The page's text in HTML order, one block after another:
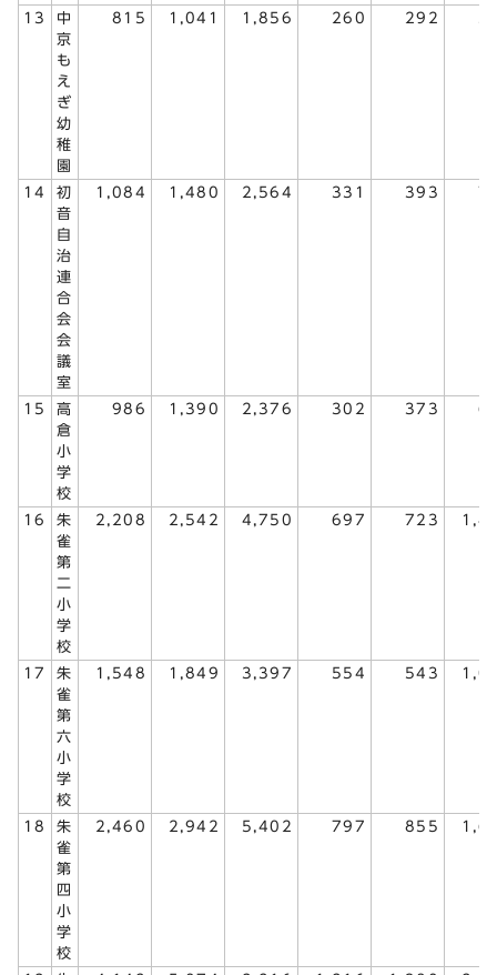
13
中
京
も
え
ぎ
幼
稚
園
815 1,041 1,856 260 292
14
初
音
自
治
連
合
会
会
議
室
1,084 1,480 2,564 331 393
15
高
倉
小
学
校
986 1,390 2,376 302 373
16
朱
雀
第
二
小
学
校
2,208 2,542 4,750 697 723
17
朱
雀
第
六
小
学
校
1,548 1,849 3,397 554 543
18
朱
雀
第
四
小
学
校
2,460 2,942 5,402 797 855